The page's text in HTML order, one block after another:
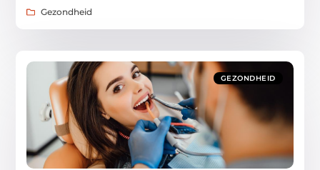
Gezondheid
GEZONDHEID